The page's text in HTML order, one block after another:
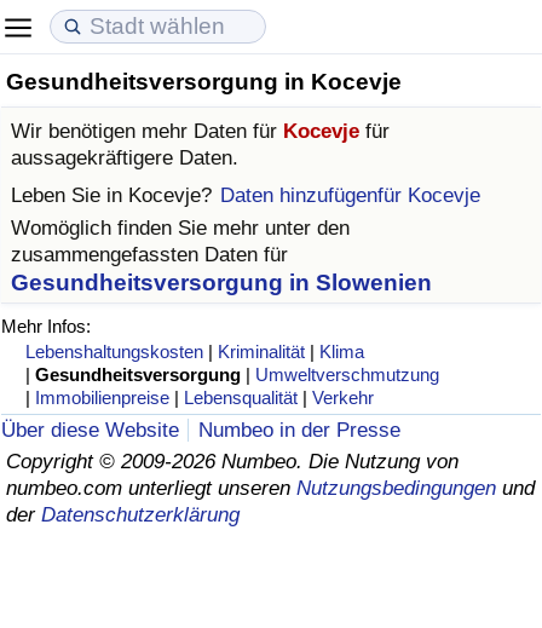
Gesundheitsversorgung in Kocevje
Wir benötigen mehr Daten für Kocevje für
aussagekräftigere Daten.
Leben Sie in Kocevje? Daten hinzufügenfür Kocevje
Womöglich finden Sie mehr unter den
zusammengefassten Daten für
Gesundheitsversorgung in Slowenien
Mehr Infos:
Lebenshaltungskosten | Kriminalität | Klima
|Gesundheitsversorgung | Umweltverschmutzung
| Immobilienpreise | Lebensqualität |Verkehr
Über diese Website
Numbeo in der Presse
Copyright © 2009-2026 Numbeo. Die Nutzung von
numbeo.com unterliegt unseren Nutzungsbedingungen und
der Datenschutzerklärung
Lebenshaltungskosten
Lebenshaltungskosten-Index (aktuell)
Lebenshaltungskosten-Index
Lebenshaltungskosten-Index nach Land
in Akaba
Immobilienpreise
Immobilienpreis-Index (aktuell)
Immobilienpreis-Index
Immobilienpreis-Index nach Land
Lebensqualität
Lebensqualität-Index
Lebensqualität-Index (aktuell)
Lebensqualitätsindex nach Land
Kriminalität
Kriminalitäts-Index (aktuell)
Kriminalitäts-Index
Kriminalitätsindex nach Land